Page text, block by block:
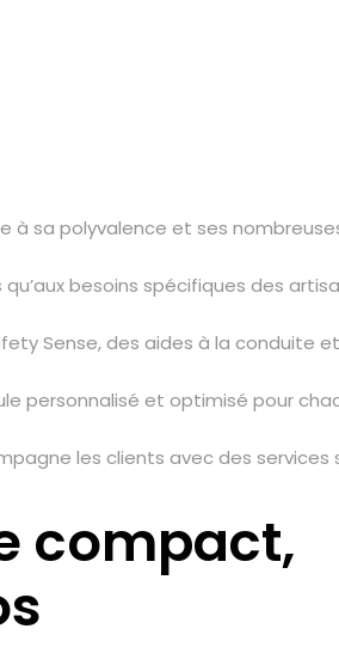
à sa polyvalence et ses
besoins spécifiques des
Sense, des aides à la conduite
personnalisé et optimisé pour
les clients avec des services
compact,